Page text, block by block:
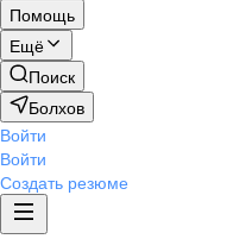
Помощь
Ещё
Поиск
Болхов
Войти
Войти
Создать резюме